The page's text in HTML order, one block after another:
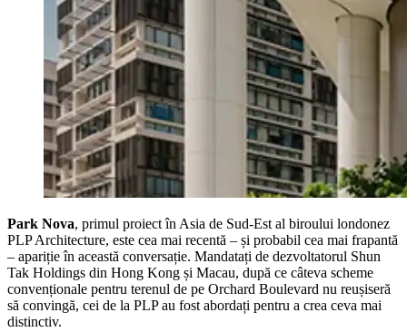
Park Nova, primul proiect în Asia de Sud-Est al biroului londonez
PLP Architecture, este cea mai recentă – și probabil cea mai frapantă
– apariție în această conversație. Mandatați de dezvoltatorul Shun
Tak Holdings din Hong Kong și Macau, după ce câteva scheme
convenționale pentru terenul de pe Orchard Boulevard nu reușiseră
să convingă, cei de la PLP au fost abordați pentru a crea ceva mai
distinctiv.